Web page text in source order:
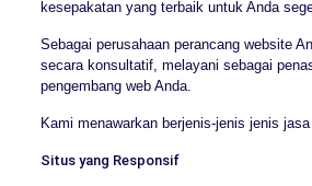
kesepakatan yang terbaik untuk Anda
Sebagai perusahaan perancang website
secara konsultatif, melayani sebagai
pengembang web Anda.
Kami menawarkan berjenis-jenis jenis
Situs yang Responsif